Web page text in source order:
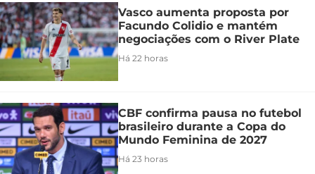
Vasco aumenta proposta por
Facundo Colidio e mantém
negociações com o River Plate
Há 22 horas
CBF confirma pausa no futebol
brasileiro durante a Copa do
Mundo Feminina de 2027
Há 23 horas